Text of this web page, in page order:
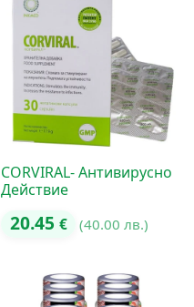
CORVIRAL- Антивирусно
Действие
20.45 € (40.00 лв.)